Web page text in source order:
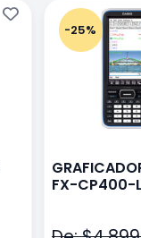
-25%
FX-CP400-